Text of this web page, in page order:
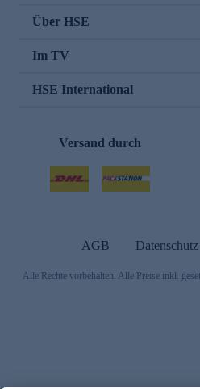
Über HSE
Im TV
HSE International
Versand durch
AGB Datenschutz
Alle Rechte vorbehalten. Alle Preise inkl.